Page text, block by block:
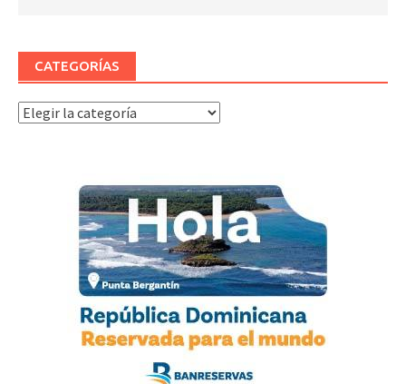
CATEGORÍAS
Categorías